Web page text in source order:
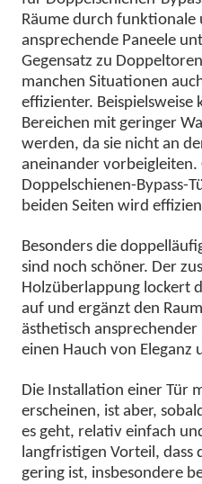
Räume durch funktionale
ansprechende Paneele
Gegensatz zu
manchen Situationen
effizienter. Beispielsweise
Bereichen mit geringer
werden, da sie nicht an
aneinander vorbeigleiten.
Doppelschienen-Bypass-
beiden Seiten wird
Besonders die
sind noch schöner. Der
Holzüberlappung lockert
auf und ergänzt den
ästhetisch
einen Hauch von Eleganz
Die Installation einer Tür
erscheinen, ist aber,
es geht, relativ einfach
langfristigen Vorteil,
gering ist, insbesondere